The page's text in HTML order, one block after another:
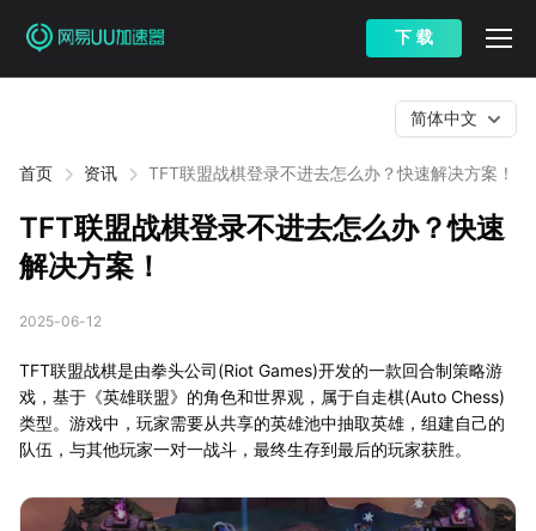
下 载
首页 资讯 TFT联盟战棋登录不进去怎么办？快速解决方案！
简体中文
TFT联盟战棋登录不进去怎么办？快速
解决方案！
2025-06-12
TFT联盟战棋是由拳头公司(Riot Games)开发的一款回合制策略游
戏，基于《英雄联盟》的角色和世界观，属于自走棋(Auto Chess)
类型。游戏中，玩家需要从共享的英雄池中抽取英雄，组建自己的
队伍，与其他玩家一对一战斗，最终生存到最后的玩家获胜。